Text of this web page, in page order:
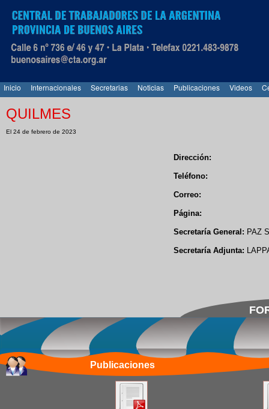
Inicio Internacionales Secretarias Noticias Publicaciones Videos
QUILMES
El 24 de febrero de 2023
Dirección:
Teléfono:
Correo:
Página:
Secretaría General: PAZ
Secretaría Adjunta:
Publicaciones